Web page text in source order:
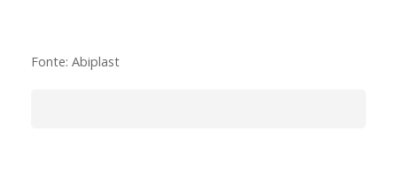
Fonte: Abiplast